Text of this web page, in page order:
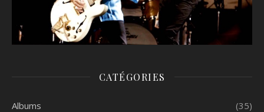
CATÉGORIES
Albums (35)